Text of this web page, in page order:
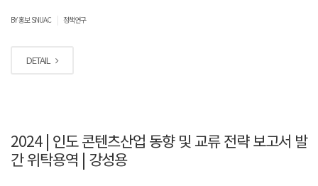
BY 홍보 SNUAC 정책연구
DETAIL
2024 | 인도 콘텐츠산업 동향 및 교류 전략 보고서 발
간 위탁용역 | 강성용